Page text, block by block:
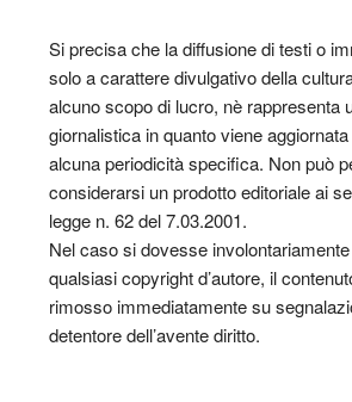
Si precisa che la diffusione di testi o
solo a carattere divulgativo della
alcuno scopo di lucro, nè rappresenta
giornalistica in quanto viene
alcuna periodicità specifica. Non può
considerarsi un prodotto editoriale ai
legge n. 62 del 7.03.2001.
Nel caso si dovesse
qualsiasi copyright d’autore, il
rimosso immediatamente su
detentore dell’avente diritto.